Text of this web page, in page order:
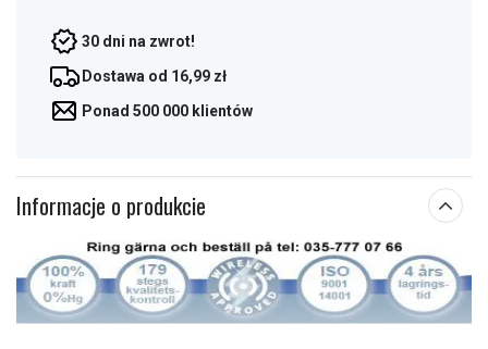
30 dni na zwrot!
Dostawa od 16,99 zł
Ponad 500 000 klientów
Informacje o produkcie